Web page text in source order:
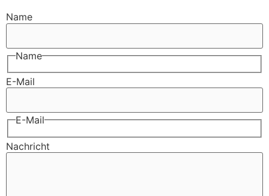
Name
Name
E-Mail
E-Mail
Nachricht